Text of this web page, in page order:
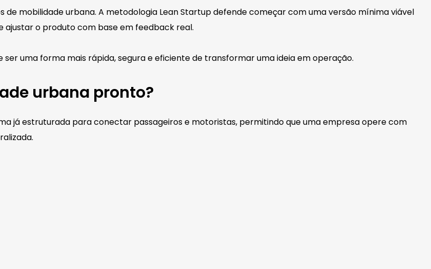
mobilidade urbana. A metodologia Lean Startup defende começar com uma versão mínima viável
o produto com base em feedback real.
uma forma mais rápida, segura e eficiente de transformar uma ideia em operação.
urbana pronto?
já estruturada para conectar passageiros e motoristas, permitindo que uma empresa opere com